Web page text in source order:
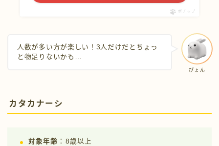
ポチップ
ぴょん
人数が多い方が楽しい！3人だけだとちょっ
と物足りないかも…
カタカナーシ
対象年齢 ：8歳以上